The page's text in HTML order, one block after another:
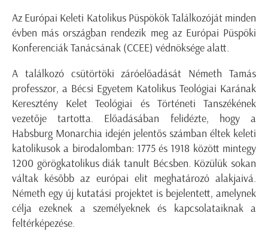
Az Európai Keleti Katolikus Püspökök Találkozóját minden
évben más országban rendezik meg az Európai Püspöki
Konferenciák Tanácsának (CCEE) védnöksége alatt.
A találkozó csütörtöki záróelőadását Németh Tamás
professzor, a Bécsi Egyetem Katolikus Teológiai Karának
Keresztény Kelet Teológiai és Történeti Tanszékének
vezetője tartotta. Előadásában felidézte, hogy a
Habsburg Monarchia idején jelentős számban éltek keleti
katolikusok a birodalomban: 1775 és 1918 között mintegy
1200 görögkatolikus diák tanult Bécsben. Közülük sokan
váltak később az európai elit meghatározó alakjaivá.
Németh egy új kutatási projektet is bejelentett, amelynek
célja ezeknek a személyeknek és kapcsolataiknak a
feltérképezése.